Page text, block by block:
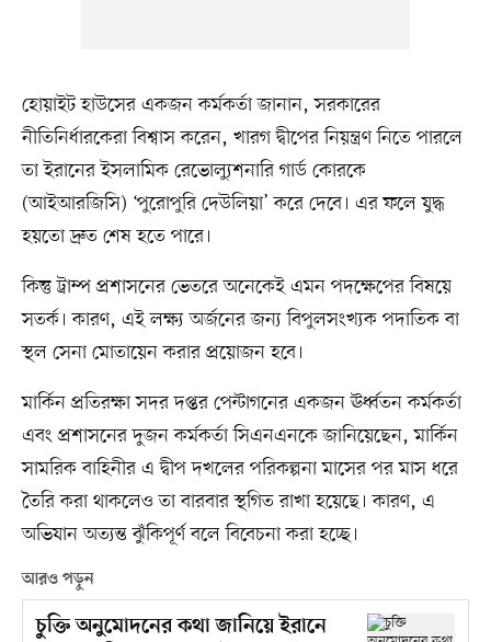
হোয়াইট হাউসের একজন কর্মকর্তা জানান, সরকারের
নীতিনির্ধারকেরা বিশ্বাস করেন, খারগ দ্বীপের নিয়ন্ত্রণ নিতে পারলে
তা ইরানের ইসলামিক রেভোল্যুশনারি গার্ড কোরকে
(আইআরজিসি) ‘পুরোপুরি দেউলিয়া’ করে দেবে। এর ফলে যুদ্ধ
হয়তো দ্রুত শেষ হতে পারে।
কিন্তু ট্রাম্প প্রশাসনের ভেতরে অনেকেই এমন পদক্ষেপের বিষয়ে
সতর্ক। কারণ, এই লক্ষ্য অর্জনের জন্য বিপুলসংখ্যক পদাতিক বা
স্থল সেনা মোতায়েন করার প্রয়োজন হবে।
মার্কিন প্রতিরক্ষা সদর দপ্তর পেন্টাগনের একজন ঊর্ধ্বতন কর্মকর্তা
এবং প্রশাসনের দুজন কর্মকর্তা সিএনএনকে জানিয়েছেন, মার্কিন
সামরিক বাহিনীর এ দ্বীপ দখলের পরিকল্পনা মাসের পর মাস ধরে
তৈরি করা থাকলেও তা বারবার স্থগিত রাখা হয়েছে। কারণ, এ
অভিযান অত্যন্ত ঝুঁকিপূর্ণ বলে বিবেচনা করা হচ্ছে।
আরও পড়ুন
চুক্তি অনুমোদনের কথা জানিয়ে ইরানে